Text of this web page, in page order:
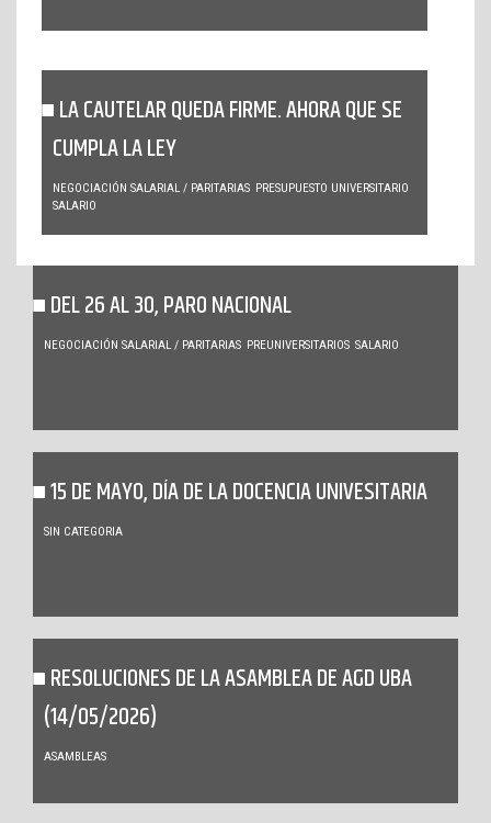
LA CAUTELAR QUEDA FIRME. AHORA QUE SE
CUMPLA LA LEY
NEGOCIACIÓN SALARIAL / PARITARIAS PRESUPUESTO UNIVERSITARIO
SALARIO
DEL 26 AL 30, PARO NACIONAL
NEGOCIACIÓN SALARIAL / PARITARIAS PREUNIVERSITARIOS SALARIO
15 DE MAYO, DÍA DE LA DOCENCIA UNIVESITARIA
SIN CATEGORIA
RESOLUCIONES DE LA ASAMBLEA DE AGD UBA
(14/05/2026)
ASAMBLEAS